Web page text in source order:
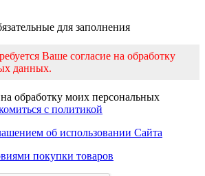
для заполнения
Ваше согласие на обработку
данных.
обработку моих персональных
с политикой
об использовании Сайта
покупки товаров